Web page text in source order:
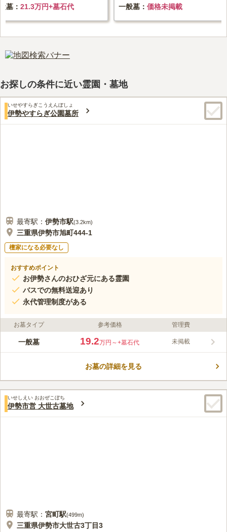
墓 21.3万円+墓石代
一般墓
価格未掲載
お探しの条件に近い霊園・墓地
いせやすらぎこうえんぼしょ
伊勢やすらぎ公園墓所
最寄駅： 伊勢市駅(3.2km)
三重県伊勢市旭町444-1
檀家になる必要なし
おすすめポイント
お伊勢さんのおひざ元にある霊園
バスでの無料送迎あり
永代管理制度がある
お墓タイプ 参考価格 管理費
一般墓 19.2万円～+墓石代 未掲載
お墓の詳細を見る
いせしえい おおぜこぼち
伊勢市営 大世古墓地
最寄駅： 宮町駅(499m)
三重県伊勢市大世古3丁目3